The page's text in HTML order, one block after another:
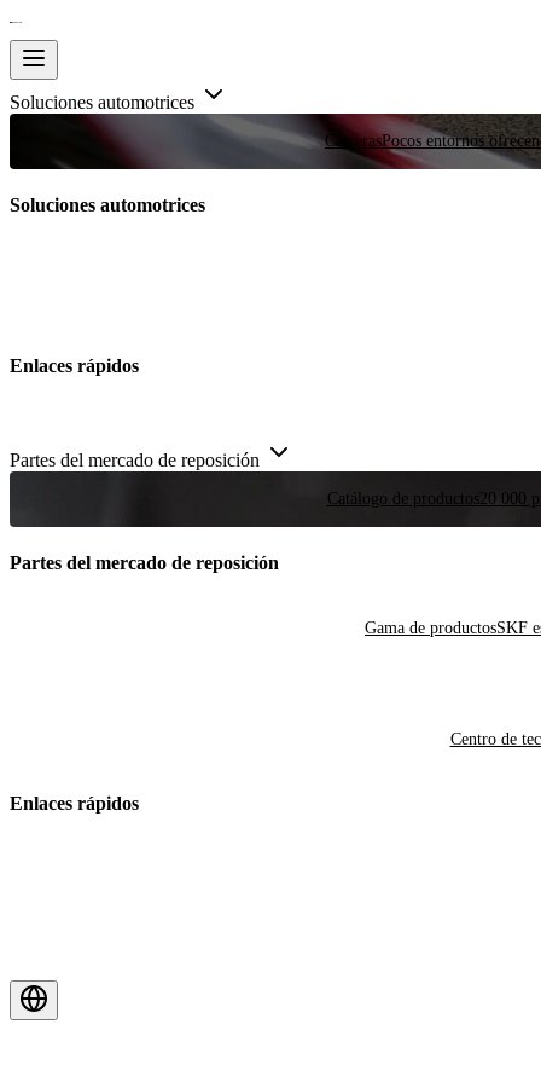
Soluciones automotrices
CarrerasPocos entornos
Soluciones automotrices
Enlaces rápidos
Partes del mercado de reposición
Catálogo de productos20 000
Partes del mercado de reposición
Gama de productosSKF
Centro de
Enlaces rápidos